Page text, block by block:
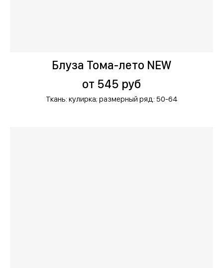
Блуза Тома-лето NEW
от 545 руб
Ткань: кулирка; размерный ряд: 50-64